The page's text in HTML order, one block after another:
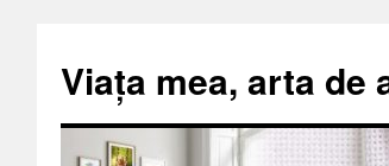
Viața mea, arta de